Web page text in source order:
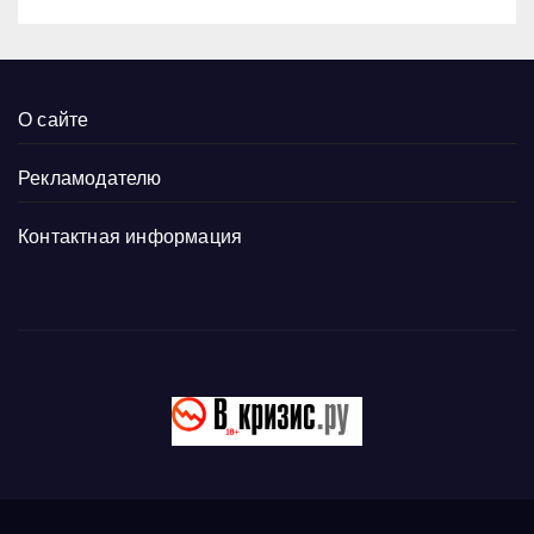
О сайте
Рекламодателю
Контактная информация